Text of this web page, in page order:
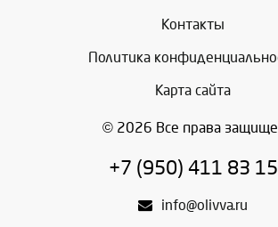
Контакты
Политика
Карта сайта
© 2026 Все права
+7 (950) 411 83 15
info@olivva.ru